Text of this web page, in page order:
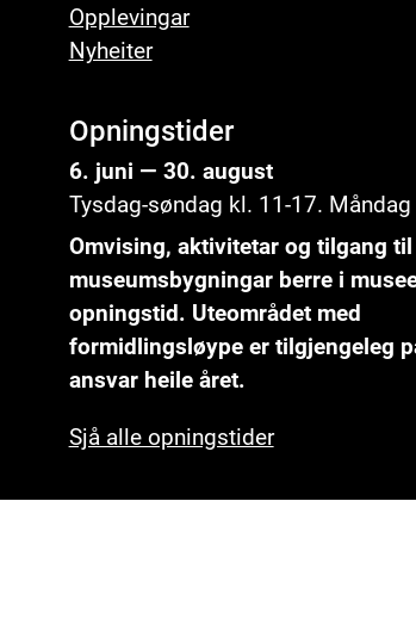
Opplevingar
Nyheiter
Opningstider
6. juni — 30. august
Tysdag-søndag kl. 11-17.
Omvising, aktivitetar og tilgang til
museumsbygningar berre i
opningstid. Uteområdet med
formidlingsløype er tilgjengeleg
ansvar heile året.
Sjå alle opningstider